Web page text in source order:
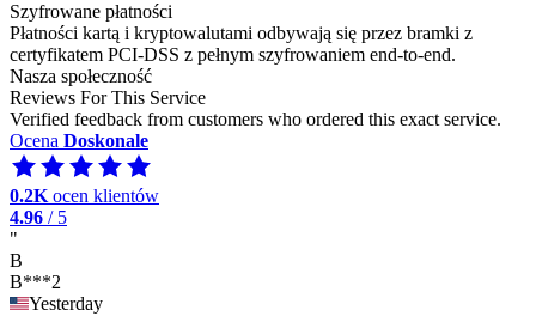
Szyfrowane płatności
Płatności kartą i kryptowalutami odbywają się przez bramki z
certyfikatem PCI-DSS z pełnym szyfrowaniem end-to-end.
Nasza społeczność
Reviews For This Service
Verified feedback from customers who ordered this exact service.
Ocena Doskonale
0.2K ocen klientów
4.96 / 5
"
B
B***2
Yesterday